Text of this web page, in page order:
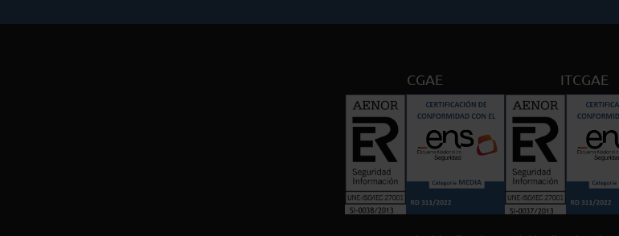
CGAE ITCGAE